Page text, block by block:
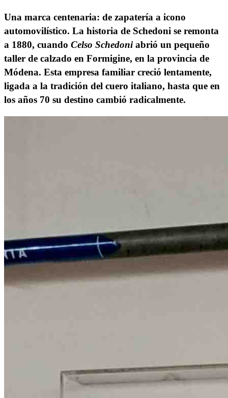
Una marca centenaria: de zapatería a icono
automovilístico. La historia de Schedoni se remonta
a 1880, cuando Celso Schedoniabrió un pequeño
taller de calzado en Formigine, en la provincia de
Módena. Esta empresa familiar creció lentamente,
ligada a la tradición del cuero italiano, hasta que en
los años 70 su destino cambió radicalmente.